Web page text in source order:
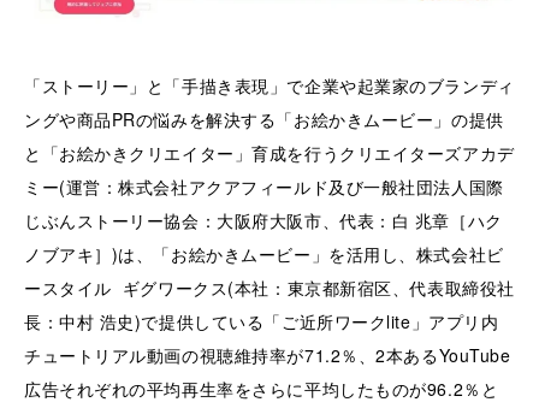
「ストーリー」と「手描き表現」で企業や起業家のブランディ
ングや商品PRの悩みを解決する「お絵かきムービー」の提供
と「お絵かきクリエイター」育成を行うクリエイターズアカデ
ミー(運営：株式会社アクアフィールド及び一般社団法人国際
じぶんストーリー協会：大阪府大阪市、代表：白 兆章［ハク
ノブアキ］)は、「お絵かきムービー」を活用し、株式会社ビ
ースタイル ギグワークス(本社：東京都新宿区、代表取締役社
長：中村 浩史)で提供している「ご近所ワークlite」アプリ内
チュートリアル動画の視聴維持率が71.2％、2本あるYouTube
広告それぞれの平均再生率をさらに平均したものが96.2％と